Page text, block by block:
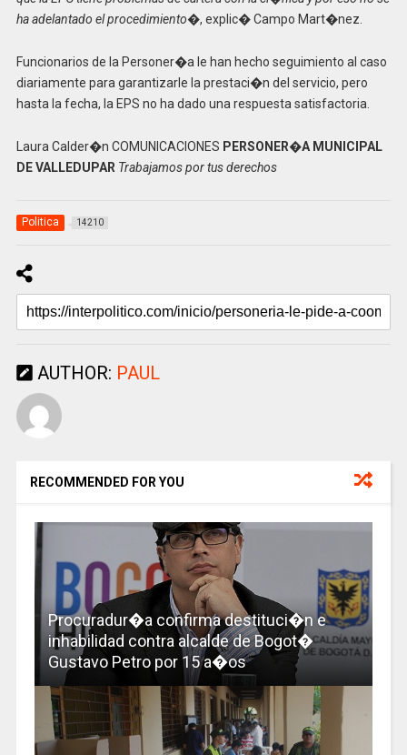
ha adelantado el procedimiento�, explic� Campo Mart�nez.
Funcionarios de la Personer�a le han hecho seguimiento al caso
diariamente para garantizarle la prestaci�n del servicio, pero
hasta la fecha, la EPS no ha dado una respuesta satisfactoria.
Laura Calder�n COMUNICACIONES PERSONER�A MUNICIPAL
DE VALLEDUPAR Trabajamos por tus derechos
Politica 14210
AUTHOR: PAUL
RECOMMENDED FOR YOU
Procuradur�a confirma destituci�n e
inhabilidad contra alcalde de Bogot�
Gustavo Petro por 15 a�os